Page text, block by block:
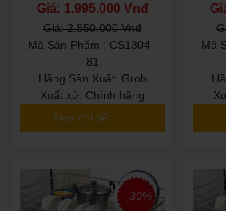
Giá: 1.995.000 Vnđ
Giá: 2.850.000 Vnđ
Mã Sản Phẩm : CS1304 -
81
Hãng Sản Xuất: Grob
Xuất xứ: Chính hãng
Xem chi tiết
Mã
- 30%